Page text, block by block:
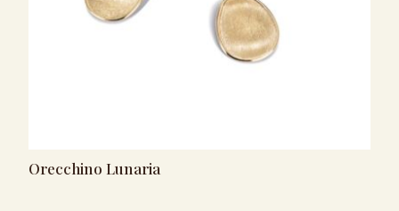
Orecchino Lunaria